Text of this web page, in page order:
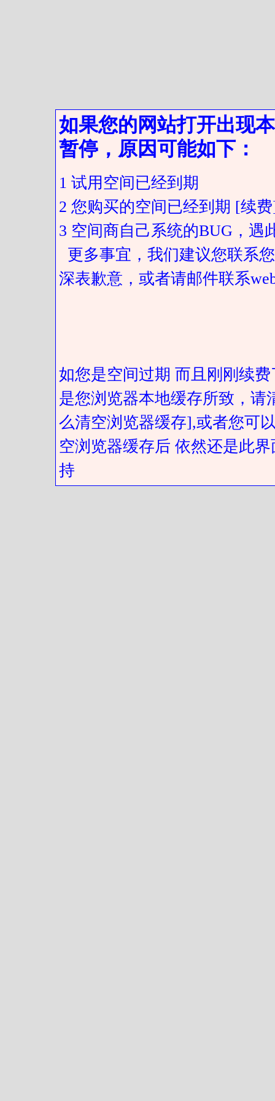
如果您的网站打开出现
暂停，原因可能如下：
1 试用空间已经到期
2 您购买的空间已经到期 [续
3 空间商自己系统的BUG，遇
更多事宜，我们建议您联系
深表歉意，或者请邮件联系
如您是空间过期 而且刚刚续
是您浏览器本地缓存所致，
么清空浏览器缓存],或者您可
空浏览器缓存后 依然还是此
持